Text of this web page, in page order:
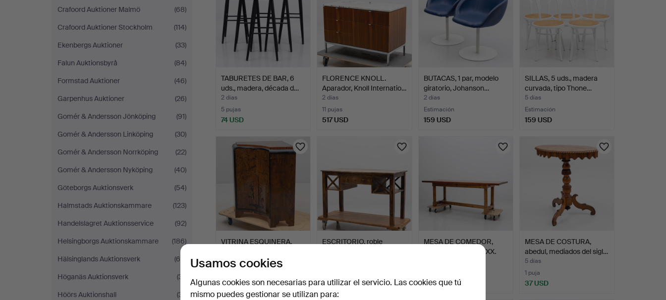
Crafoord Auktioner Malmö
(68)
Crafoord Auktioner Stockholm
(114)
Ekenbergs Auktioner
(33)
Falun Auktionsbyrå
(84)
Formstad Auktioner
(46)
Garpenhus Auktioner
(26)
Gomér & Andersson Jönköping
(91)
Gomér & Andersson Linköping
(30)
Gomér & Andersson Norrköping
(22)
Gomér & Andersson Nyköping
(40)
Göteborgs Auktionsverk
(54)
Halmstads Auktionskammare
(123)
Handelslagret Auktionsservice
(92)
Helsingborgs Auktionskammare
(186)
Hälsinglands Auktionsverk
(64)
Höganäs Auktionsverk
(31)
Höörs Auktionshall
(31)
TABURETES DE BAR, 6
uds., madera, década d…
2 días
5 pujas
74 USD
FLORENCE KNOLL.
Aparador, Knoll Internatio…
2 días
11 pujas
517 USD
BUTACAS, 1 par, modelo
giratorio, Johanson…
2 días
Estimación
159 USD
SILLAS, 5 uds., madera
curvada, tipo Thone…
5 días
Estimación
159 USD
VITRINA ESQUINERA,
5 días
37 USD
ESCRITORIO, roble
106 USD
MESA DE COMEDOR,
estilo barroco, siglo XX.
106 USD
MESA DE COSTURA,
abedul, mediados del sigl…
5 días
1 puja
37 USD
Usamos cookies
Algunas cookies son necesarias para utilizar el servicio. Las cookies que tú
mismo puedes gestionar se utilizan para: